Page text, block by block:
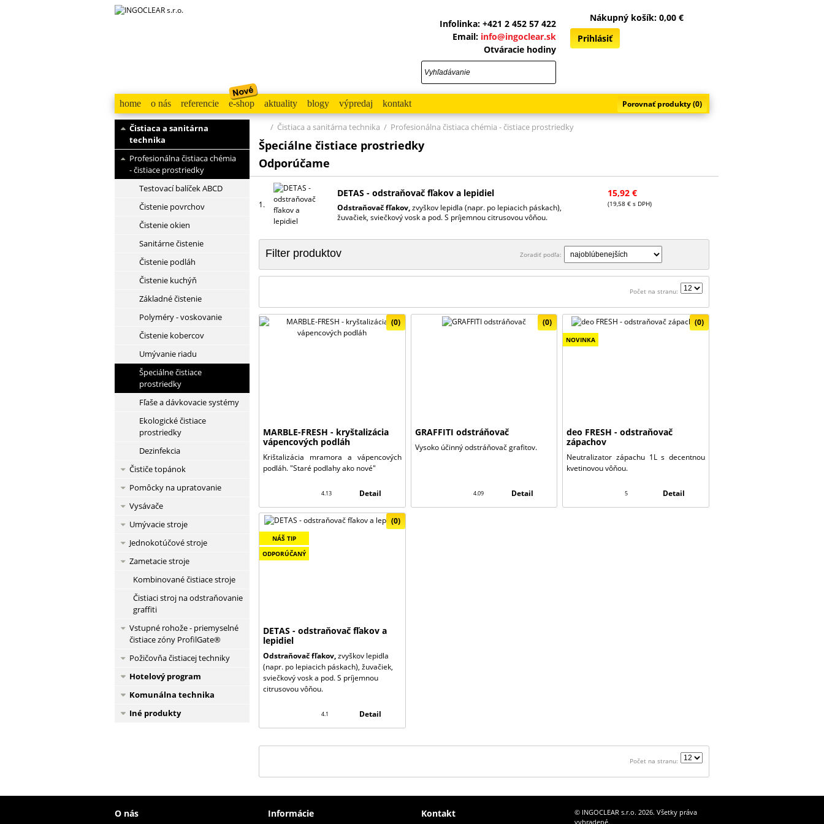
Infolinka: +421 2 452 57 422
Email: info@ingoclear.sk
Otváracie hodiny
Nákupný košík: 0,00 €
Prihlásiť
home o nás referencie e-shop aktuality blogy výpredaj kontakt Porovnať produkty(0)
Čistiaca a sanitárna
technika
Profesionálna čistiaca chémia
- čistiace prostriedky
Testovací balíček ABCD
Čistenie povrchov
Čistenie okien
Sanitárne čistenie
Čistenie podláh
Čistenie kuchýň
Základné čistenie
Polyméry - voskovanie
Čistenie kobercov
Umývanie riadu
Špeciálne čistiace
prostriedky
Fľaše a dávkovacie systémy
Ekologické čistiace
prostriedky
Dezinfekcia
Čističe topánok
Pomôcky na upratovanie
Vysávače
Umývacie stroje
Jednokotúčové stroje
Zametacie stroje
Kombinované čistiace stroje
Čistiaci stroj na odstraňovanie
graffiti
Vstupné rohože - priemyselné
čistiace zóny ProfilGate®
Požičovňa čistiacej techniky
Hotelový program
Komunálna technika
Iné produkty
/ Čistiaca a sanitárna technika / Profesionálna čistiaca chémia - čistiace prostriedky
Špeciálne čistiace prostriedky
Odporúčame
1.
DETAS - odstraňovač fľakov a lepidiel
Odstraňovač fľakov,zvyškov lepidla (napr. po lepiacich páskach),
žuvačiek, sviečkový vosk a pod. S príjemnou citrusovou vôňou.
15,92 €
(19,58 € s DPH)
Filter produktov Zoradiť podľa:
Počet na stranu:
(0)
MARBLE-FRESH - kryštalizácia
vápencových podláh
Krištalizácia mramora a vápencových
podláh. "Staré podlahy ako nové"
4.13 Detail
(0)
GRAFFITI odstráňovač
Vysoko účinný odstráňovač grafitov.
4.09 Detail
NOVINKA
(0)
deo FRESH - odstraňovač
zápachov
Neutralizator zápachu 1L s decentnou
kvetinovou vôňou.
5 Detail
NÁŠ TIP
ODPORÚČANÝ
(0)
DETAS - odstraňovač fľakov a
lepidiel
Odstraňovač fľakov,zvyškov lepidla
(napr. po lepiacich páskach), žuvačiek,
sviečkový vosk a pod. S príjemnou
citrusovou vôňou.
4.1 Detail
Počet na stranu:
O nás Informácie Kontakt
© INGOCLEAR s.r.o. 2026. Všetky práva
vyhradené.